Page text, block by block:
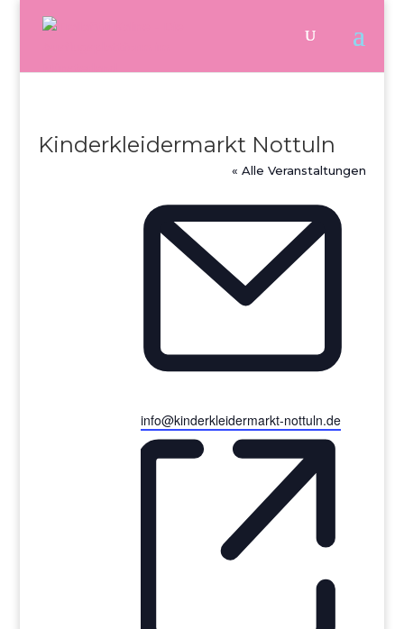
Kinderkleidermarkt Nottuln
« Alle Veranstaltungen
Email
info@kinderkleidermarkt-nottuln.de